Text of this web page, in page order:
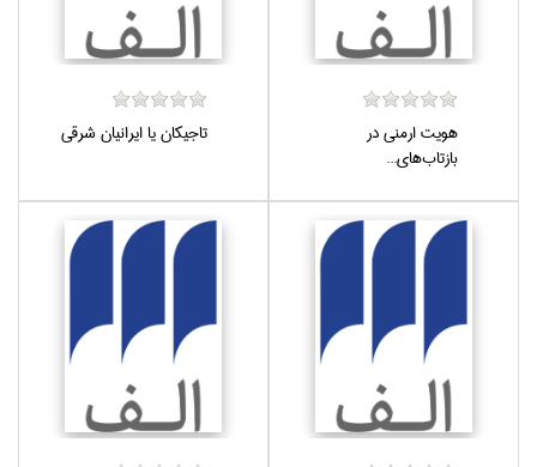
هويت ارمني در
بازتاب‌هاي...
تاجيكان يا ايرانيان شرقي